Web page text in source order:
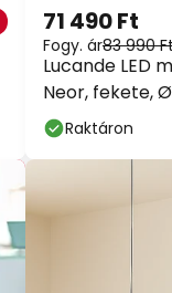
Lucande LED
Neor, fekete,
dimmelhető
71 490 Ft
Fogy. ár83 990
Raktáron